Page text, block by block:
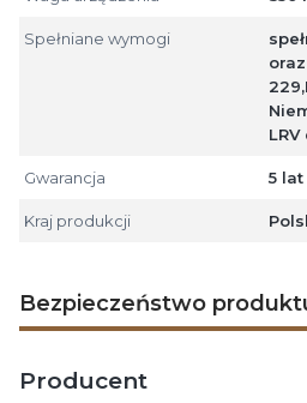
Spełniane wymogi
Gwarancja 5 lat
Kraj produkcji
Bezpieczeństwo
Producent